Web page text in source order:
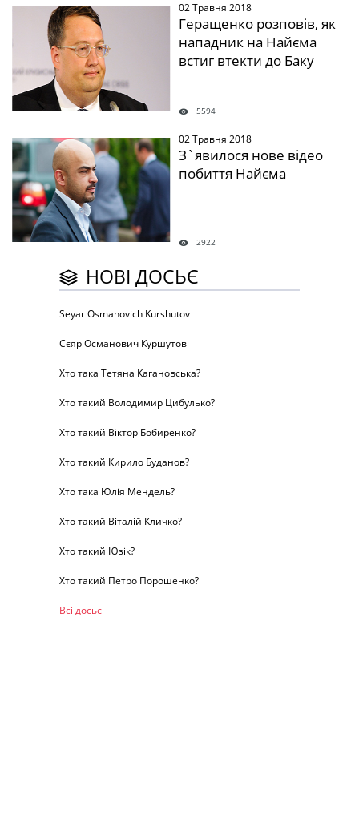
02 Травня 2018
Геращенко розповів, як
нападник на Найєма
встиг втекти до Баку
5594
" /> 02 Травня 2018
З`явилося нове відео
побиття Найєма
2922
НОВІ ДОСЬЄ
Seyar Osmanovich Kurshutov
Сєяр Османович Куршутов
Хто така Тетяна Кагановська?
Хто такий Володимир Цибулько?
Хто такий Віктор Бобиренко?
Хто такий Кирило Буданов?
Хто така Юлія Мендель?
Хто такий Віталій Кличко?
Хто такий Юзік?
Хто такий Петро Порошенко?
Всі досьє